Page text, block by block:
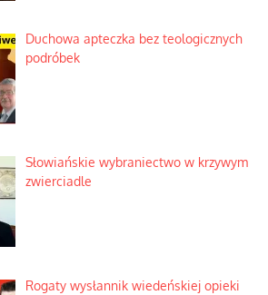
Duchowa apteczka bez teologicznych
podróbek
Słowiańskie wybraniectwo w krzywym
zwierciadle
Rogaty wysłannik wiedeńskiej opieki